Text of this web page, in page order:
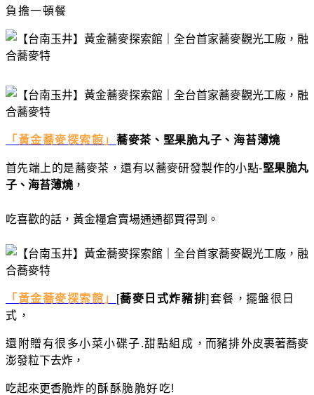
負擔一頓餐
「黃金蕎麥探索館」 蕎麥茶、堅果脆丸子、海苔薄燒
首先端上的是蕎麥茶，還有以蕎麥研發製作的小點-堅果脆丸
子、海苔薄燒 ，
吃喜歡的話，黃金糧倉賣場通通都買得到。
「黃金蕎麥探索館」 [蕎麥日式炸豬排]套餐 ， 擺盤很日
式，
還附贈有很多小菜小碟子.甜點組成 ，而豬排外皮裹著蕎麥
澎發粒下去炸，
吃起來更香脆炸的酥酥脆脆好吃!